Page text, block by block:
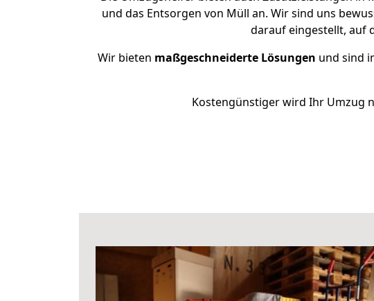
und das Entsorgen von Müll an. Wir sind uns
darauf eingestellt, auf
Wir bieten maßgeschneiderte Lösungen und sind
Kostengünstiger wird Ihr Umzug